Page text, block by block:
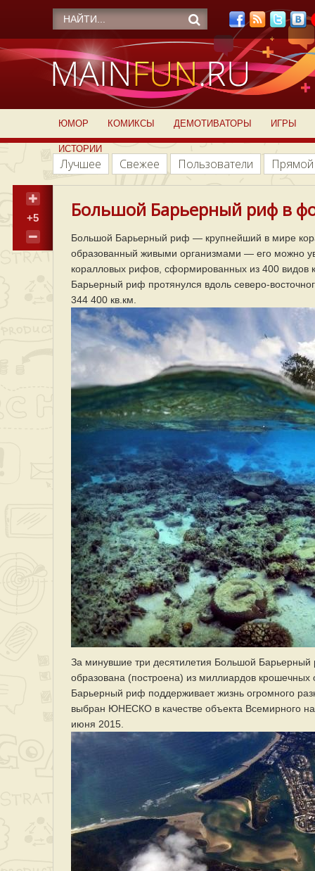
ЮМОР КОМИКСЫ ДЕМОТИВАТОРЫ ИГРЫ
ИСТОРИИ
Лучшее Свежее Пользователи
+5 Большой Барьерный риф в
Большой Барьерный риф — крупнейший в мире
образованный живыми организмами — его можно
коралловых рифов, сформированных из 400 видов
Барьерный риф протянулся вдоль северо-
344 400 кв.км.
За минувшие три десятилетия Большой Барьерный
образована (построена) из миллиардов
Барьерный риф поддерживает жизнь огромного
выбран ЮНЕСКО в качестве объекта Всемирного
июня 2015.